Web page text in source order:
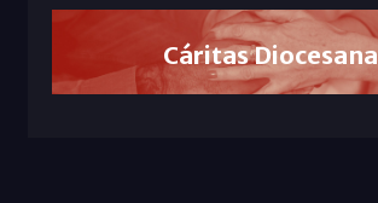
Cáritas Diocesana